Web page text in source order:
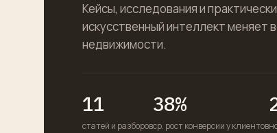
Кейсы, исследования и
искусственный интеллект меняет
недвижимости.
11
статей и разборов
38%
ср. рост конверсии у клиентов